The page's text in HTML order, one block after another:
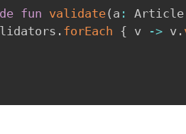
fun validate( a : Article
. forEach { v -> v.